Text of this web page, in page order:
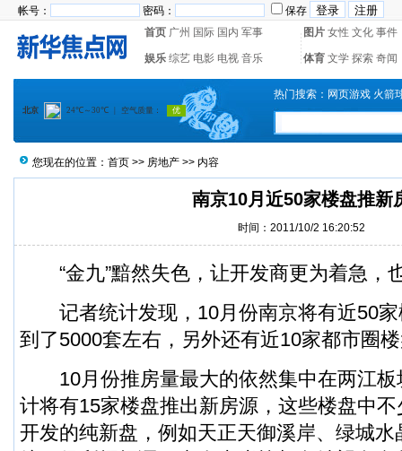
帐号： 密码：
保存
首页 广州 国际 国内 军事 图片 女性 文化 事件
娱乐 综艺 电影 电视 音乐 体育 文学 探索 奇闻
热门搜索： 网页游戏 火箭
您现在的位置： 首页 >> 房地产 >> 内容
南京10月近50家楼盘推新
时间：2011/10/2 16:20:52
“金九”黯然失色，让开发商更为着急，
记者统计发现，10月份南京将有近50家
到了5000套左右，另外还有近10家都市圈
10月份推房量最大的依然集中在两江板
计将有15家楼盘推出新房源，这些楼盘中
开发的纯新盘，例如天正天御溪岸、绿城